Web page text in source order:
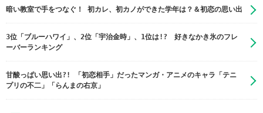
暗い教室で手をつなぐ！ 初カレ、初カノができた学年は？＆初恋の思い出
3位「ブルーハワイ」、2位「宇治金時」、1位は!? 好きなかき氷のフレ
ーバーランキング
甘酸っぱい思い出?! 「初恋相手」だったマンガ・アニメのキャラ「テニ
プリの不二」「らんまの右京」